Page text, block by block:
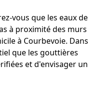
vous que les eaux de
à proximité des murs
à Courbevoie. Dans
que les gouttières
et d'envisager un